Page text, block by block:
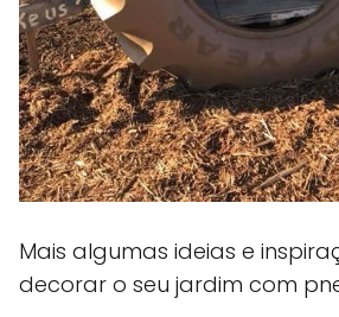
Mais algumas ideias e
decorar o seu jardim com